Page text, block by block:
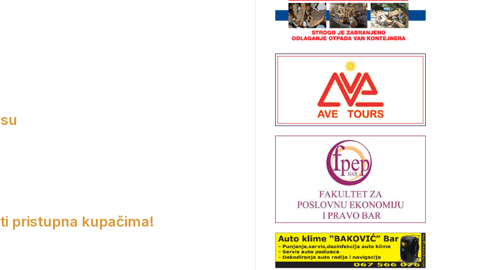
pristupna kupačima!